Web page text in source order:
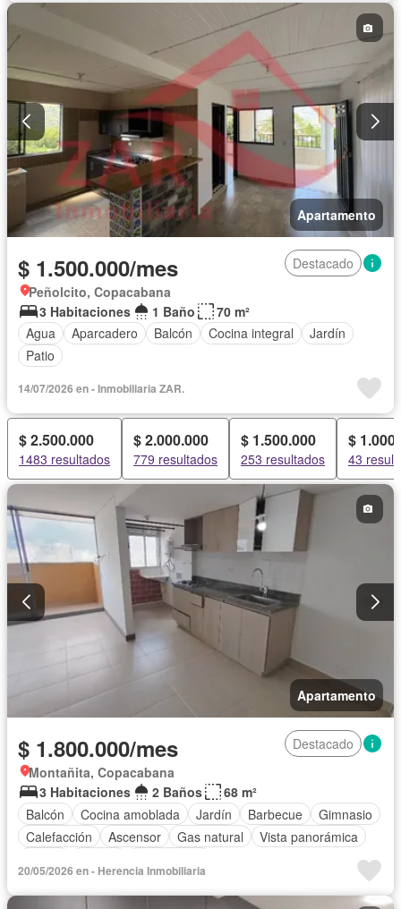
Vista panorámica
Apartamento
$ 1.500.000/mes
Destacado
Peñolcito, Copacabana
3 Habitaciones
1 Baño
70 m²
Agua
Aparcadero Balcón Cocina integral
Jardín
Patio
14/07/2026 en - Inmobiliaria ZAR.
$ 2.500.000
1483 resultados
$ 2.000.000
779 resultados
$ 1.500.000
253 resultados
$
43
Apartamento
$ 1.800.000/mes
Destacado
Montañita, Copacabana
3 Habitaciones
2 Baños
68 m²
Balcón
Cocina amoblada Jardín Barbecue
Gimnasio
Calefacción
Ascensor Gas natural
Vista panorámica
20/05/2026 en - Herencia Inmobiliaria